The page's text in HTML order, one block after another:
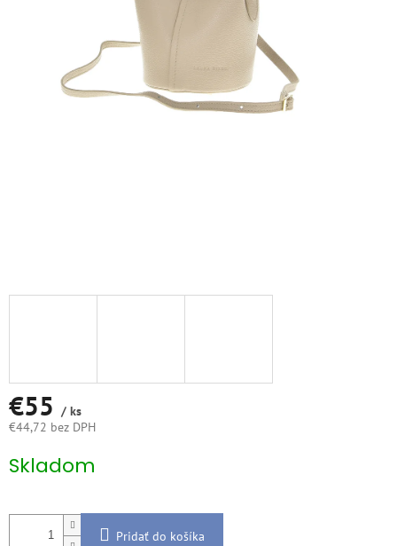
€55 / ks
€44,72 bez DPH
cena:
Skladom
Pridať do košíka